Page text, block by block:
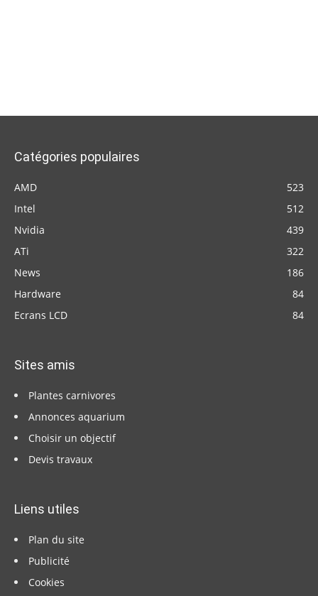
Catégories populaires
AMD
523
Intel
512
Nvidia
439
ATi
322
News
186
Hardware
84
Ecrans LCD
84
Sites amis
Plantes carnivores
Annonces aquarium
Choisir un objectif
Devis travaux
Liens utiles
Plan du site
Publicité
Cookies